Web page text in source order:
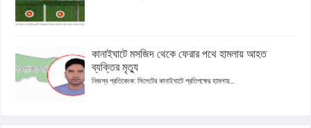
কানাইঘাটে মসজিদ থেকে ফেরার পথে হামলায় আহত
ব্যক্তির মৃত্যু
নিজস্ব প্রতিবেদক: সিলেটের কানাইঘাটে প্রতিপক্ষের হামলায়...